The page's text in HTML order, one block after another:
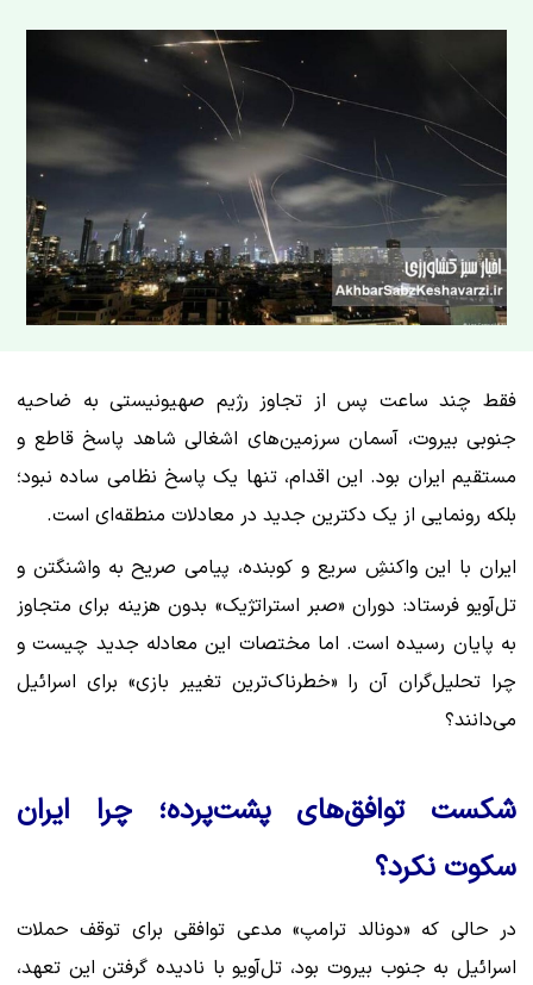
فقط چند ساعت پس از تجاوز رژیم صهیونیستی به ضاحیه
جنوبی بیروت، آسمان سرزمین‌های اشغالی شاهد پاسخ قاطع و
مستقیم ایران بود. این اقدام، تنها یک پاسخ نظامی ساده نبود؛
بلکه رونمایی از یک دکترین جدید در معادلات منطقه‌ای است.
ایران با این واکنشِ سریع و کوبنده، پیامی صریح به واشنگتن و
تل‌آویو فرستاد: دوران «صبر استراتژیک» بدون هزینه برای متجاوز
به پایان رسیده است. اما مختصات این معادله جدید چیست و
چرا تحلیل‌گران آن را «خطرناک‌ترین تغییر بازی» برای اسرائیل
می‌دانند؟
شکست توافق‌های پشت‌پرده؛ چرا ایران
سکوت نکرد؟
در حالی که «دونالد ترامپ» مدعی توافقی برای توقف حملات
اسرائیل به جنوب بیروت بود، تل‌آویو با نادیده گرفتن این تعهد،